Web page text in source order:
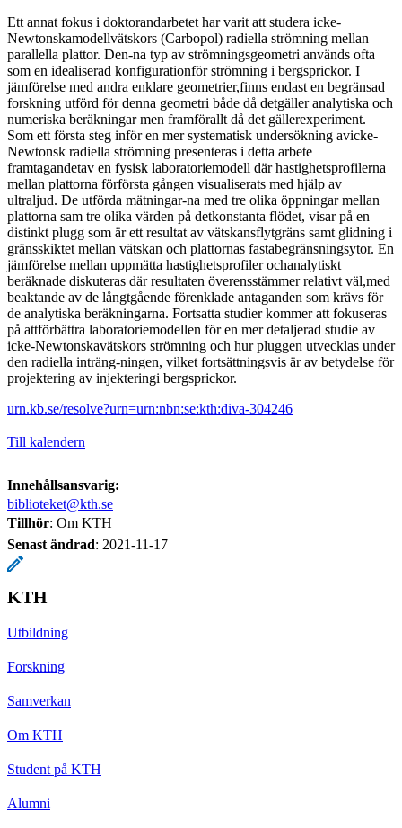
Ett annat fokus i doktorandarbetet har varit att studera icke-
Newtonskamodellvätskors (Carbopol) radiella strömning mellan
parallella plattor. Den-na typ av strömningsgeometri används ofta
som en idealiserad konfigurationför strömning i bergsprickor. I
jämförelse med andra enklare geometrier,finns endast en begränsad
forskning utförd för denna geometri både då detgäller analytiska och
numeriska beräkningar men framförallt då det gällerexperiment.
Som ett första steg inför en mer systematisk undersökning avicke-
Newtonsk radiella strömning presenteras i detta arbete
framtagandetav en fysisk laboratoriemodell där hastighetsprofilerna
mellan plattorna förförsta gången visualiserats med hjälp av
ultraljud. De utförda mätningar-na med tre olika öppningar mellan
plattorna sam tre olika värden på detkonstanta flödet, visar på en
distinkt plugg som är ett resultat av vätskansflytgräns samt glidning i
gränsskiktet mellan vätskan och plattornas fastabegränsningsytor. En
jämförelse mellan uppmätta hastighetsprofiler ochanalytiskt
beräknade diskuteras där resultaten överensstämmer relativt väl,med
beaktande av de långtgående förenklade antaganden som krävs för
de analytiska beräkningarna. Fortsatta studier kommer att fokuseras
på attförbättra laboratoriemodellen för en mer detaljerad studie av
icke-Newtonskavätskors strömning och hur pluggen utvecklas under
den radiella inträng-ningen, vilket fortsättningsvis är av betydelse för
projektering av injekteringi bergsprickor.
urn.kb.se/resolve?urn=urn:nbn:se:kth:diva-304246
Till kalendern
Innehållsansvarig:
biblioteket@kth.se
Tillhör: Om KTH
Senast ändrad: 2021-11-17
KTH
Utbildning
Forskning
Samverkan
Om KTH
Student på KTH
Alumni